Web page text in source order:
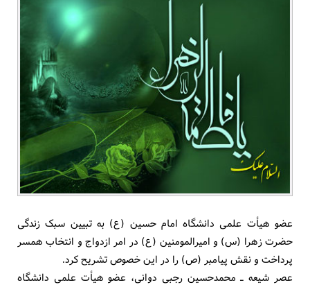
عضو هیأت علمی دانشگاه امام حسین (ع) به تبیین سبک زندگی
حضرت زهرا (س) و امیرالمومنین (ع) در امر ازدواج و انتخاب همسر
پرداخت و نقش پیامبر (ص) را در این خصوص تشریح کرد.
عصر شیعه ـ محمدحسین رجبی دوانی، عضو هیأت علمی دانشگاه